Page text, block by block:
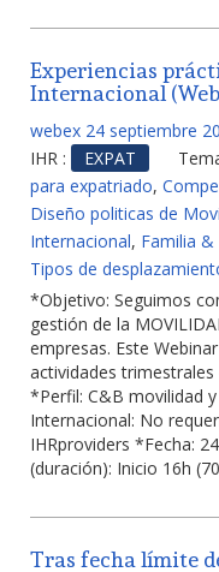
Experiencias
Internacional
webex 24 septiembre
IHR :
EXPAT
para expatriado,
Diseño politicas de
Internacional, Familia
Tipos de
*Objetivo: Seguimos
gestión de la
empresas. Este
actividades
*Perfil: C&B movilidad
Internacional: No
IHRproviders *Fecha:
(duración): Inicio 16h
Tras fecha límite